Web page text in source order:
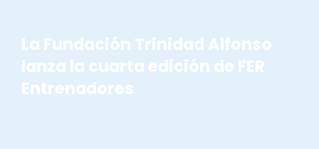
La Fundación Trinidad Alfonso
lanza la cuarta edición de FER
Entrenadores